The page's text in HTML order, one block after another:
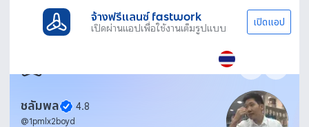
จ้างฟรีแลนซ์ fastwork
เปิดผ่านแอปเพื่อใช้งานเต็มรูปแบบ เปิดแอป
ชลัมพล 4.8
@1pmlx2boyd